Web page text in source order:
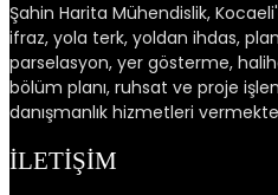
Şahin Harita Mühendislik,
ifraz, yola terk, yoldan ihdas,
parselasyon, yer gösterme,
bölüm planı, ruhsat ve proje
danışmanlık hizmetleri
İLETİŞİM